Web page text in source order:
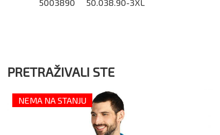
5003890
50.038.90-3XL
PRETRAŽIVALI STE
NEMA NA STANJU